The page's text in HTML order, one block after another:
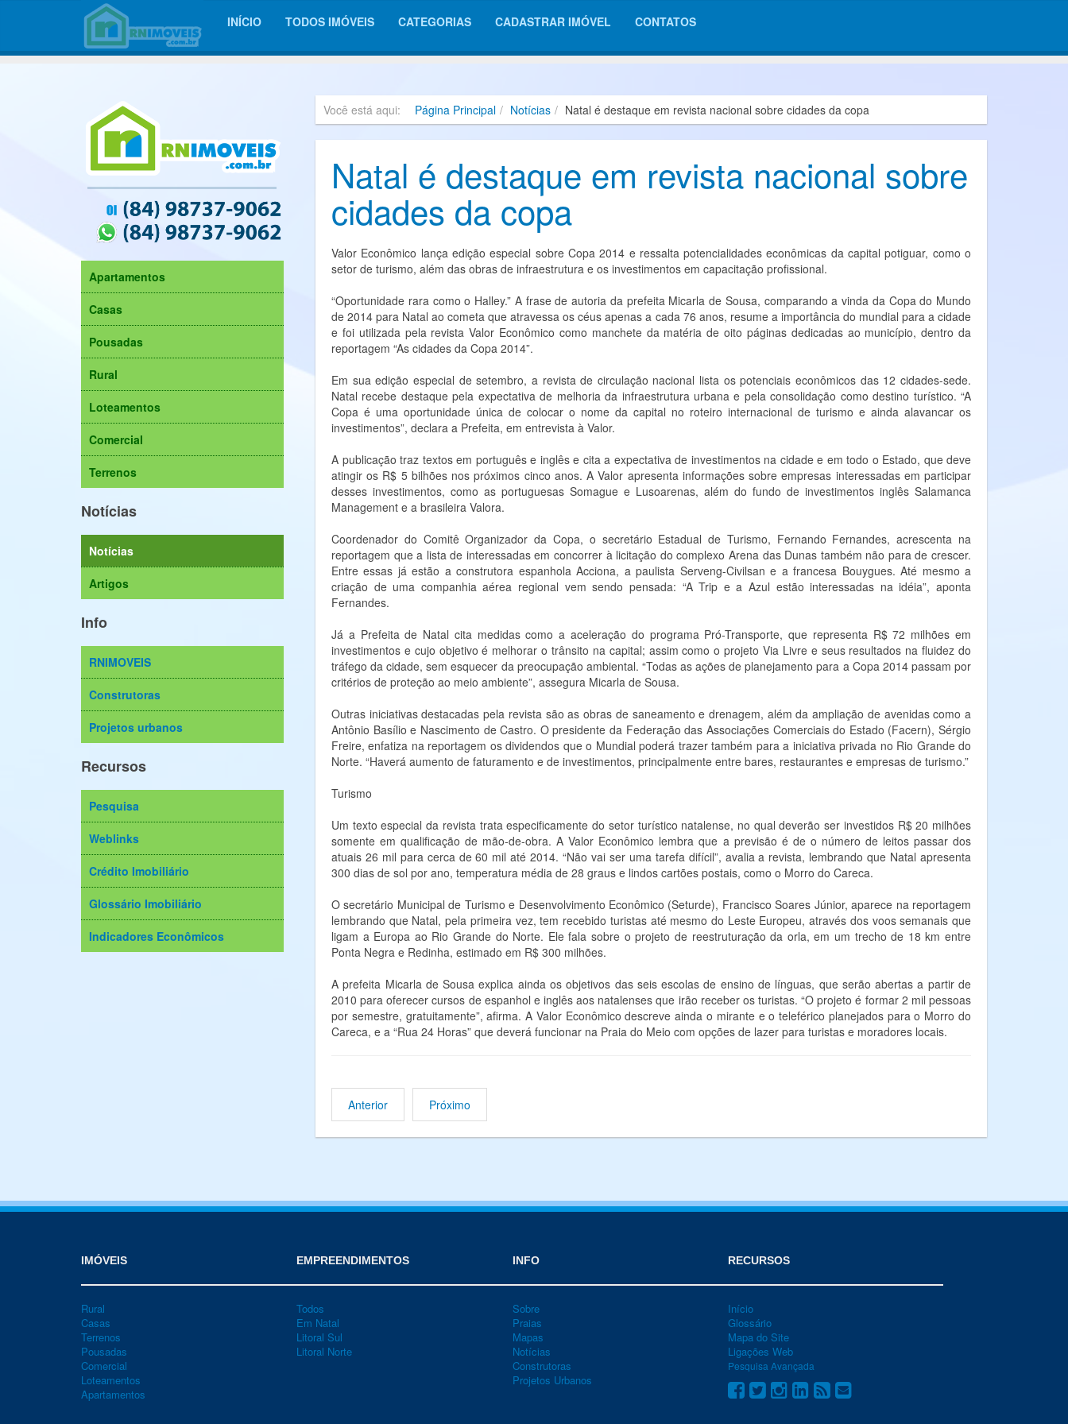
INÍCIO TODOS IMÓVEIS CATEGORIAS CADASTRAR IMÓVEL CONTATOS
Você está aqui: Página Principal Notícias Natal é destaque em revista nacional sobre cidades da copa
Natal é destaque em revista nacional sobre
cidades da copa
Valor Econômico lança edição especial sobre Copa 2014 e ressalta potencialidades econômicas da capital potiguar, como o
setor de turismo, além das obras de infraestrutura e os investimentos em capacitação profissional.
“Oportunidade rara como o Halley.” A frase de autoria da prefeita Micarla de Sousa, comparando a vinda da Copa do Mundo
de 2014 para Natal ao cometa que atravessa os céus apenas a cada 76 anos, resume a importância do mundial para a cidade
e foi utilizada pela revista Valor Econômico como manchete da matéria de oito páginas dedicadas ao município, dentro da
reportagem “As cidades da Copa 2014”.
Em sua edição especial de setembro, a revista de circulação nacional lista os potenciais econômicos das 12 cidades-sede.
Natal recebe destaque pela expectativa de melhoria da infraestrutura urbana e pela consolidação como destino turístico. “A
Copa é uma oportunidade única de colocar o nome da capital no roteiro internacional de turismo e ainda alavancar os
investimentos”, declara a Prefeita, em entrevista à Valor.
A publicação traz textos em português e inglês e cita a expectativa de investimentos na cidade e em todo o Estado, que deve
atingir os R$ 5 bilhões nos próximos cinco anos. A Valor apresenta informações sobre empresas interessadas em participar
desses investimentos, como as portuguesas Somague e Lusoarenas, além do fundo de investimentos inglês Salamanca
Management e a brasileira Valora.
Coordenador do Comitê Organizador da Copa, o secretário Estadual de Turismo, Fernando Fernandes, acrescenta na
reportagem que a lista de interessadas em concorrer à licitação do complexo Arena das Dunas também não para de crescer.
Entre essas já estão a construtora espanhola Acciona, a paulista Serveng-Civilsan e a francesa Bouygues. Até mesmo a
criação de uma companhia aérea regional vem sendo pensada: “A Trip e a Azul estão interessadas na idéia”, aponta
Fernandes.
Já a Prefeita de Natal cita medidas como a aceleração do programa Pró-Transporte, que representa R$ 72 milhões em
investimentos e cujo objetivo é melhorar o trânsito na capital; assim como o projeto Via Livre e seus resultados na fluidez do
tráfego da cidade, sem esquecer da preocupação ambiental. “Todas as ações de planejamento para a Copa 2014 passam por
critérios de proteção ao meio ambiente”, assegura Micarla de Sousa.
Outras iniciativas destacadas pela revista são as obras de saneamento e drenagem, além da ampliação de avenidas como a
Antônio Basílio e Nascimento de Castro. O presidente da Federação das Associações Comerciais do Estado (Facern), Sérgio
Freire, enfatiza na reportagem os dividendos que o Mundial poderá trazer também para a iniciativa privada no Rio Grande do
Norte. “Haverá aumento de faturamento e de investimentos, principalmente entre bares, restaurantes e empresas de turismo.”
Turismo
Um texto especial da revista trata especificamente do setor turístico natalense, no qual deverão ser investidos R$ 20 milhões
somente em qualificação de mão-de-obra. A Valor Econômico lembra que a previsão é de o número de leitos passar dos
atuais 26 mil para cerca de 60 mil até 2014. “Não vai ser uma tarefa difícil”, avalia a revista, lembrando que Natal apresenta
300 dias de sol por ano, temperatura média de 28 graus e lindos cartões postais, como o Morro do Careca.
O secretário Municipal de Turismo e Desenvolvimento Econômico (Seturde), Francisco Soares Júnior, aparece na reportagem
lembrando que Natal, pela primeira vez, tem recebido turistas até mesmo do Leste Europeu, através dos voos semanais que
ligam a Europa ao Rio Grande do Norte. Ele fala sobre o projeto de reestruturação da orla, em um trecho de 18 km entre
Ponta Negra e Redinha, estimado em R$ 300 milhões.
A prefeita Micarla de Sousa explica ainda os objetivos das seis escolas de ensino de línguas, que serão abertas a partir de
2010 para oferecer cursos de espanhol e inglês aos natalenses que irão receber os turistas. “O projeto é formar 2 mil pessoas
por semestre, gratuitamente”, afirma. A Valor Econômico descreve ainda o mirante e o teleférico planejados para o Morro do
Careca, e a “Rua 24 Horas” que deverá funcionar na Praia do Meio com opções de lazer para turistas e moradores locais.
Anterior Próximo
Apartamentos
Casas
Pousadas
Rural
Loteamentos
Comercial
Terrenos
Notícias
Notícias
Artigos
Info
RNIMOVEIS
Construtoras
Projetos urbanos
Recursos
Pesquisa
Weblinks
Crédito Imobiliário
Glossário Imobiliário
Indicadores Econômicos
IMÓVEIS
Rural
Casas
Terrenos
Pousadas
Comercial
Loteamentos
Apartamentos
EMPREENDIMENTOS
Todos
Em Natal
Litoral Sul
Litoral Norte
INFO
Sobre
Praias
Mapas
Notícias
Construtoras
Projetos Urbanos
RECURSOS
Início
Glossário
Mapa do Site
Ligações Web
Pesquisa Avançada